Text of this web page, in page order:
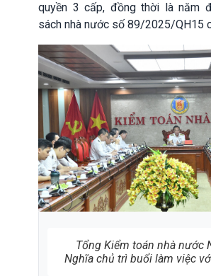
quyền 3 cấp, đồng thời là năm
sách nhà nước số 89/2025/QH15
Tổng Kiểm toán nhà nước
Nghĩa chủ trì buổi làm việc